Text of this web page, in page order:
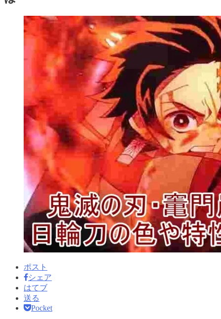
ポスト
シェア
はてブ
送る
Pocket